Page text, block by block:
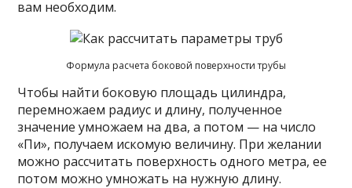
вам необходим.
Формула расчета боковой поверхности трубы
Чтобы найти боковую площадь цилиндра,
перемножаем радиус и длину, полученное
значение умножаем на два, а потом — на число
«Пи», получаем искомую величину. При желании
можно рассчитать поверхность одного метра, ее
потом можно умножать на нужную длину.